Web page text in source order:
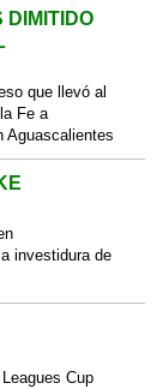
que llevó al
Fe a
Aguascalientes
investidura de
Cup